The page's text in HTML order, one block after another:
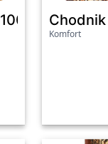
Komfort